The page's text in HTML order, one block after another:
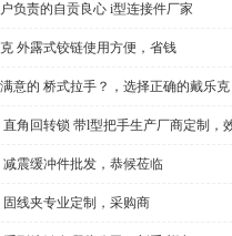
负责的自贡良心 i型连接件厂家
外露式铰链使用方便，省钱
意的 桥式拉手？，选择正确的戴乐克
直角回转锁 带l型把手生产厂商定制，
减震缓冲件批发，恭候莅临
固线夹专业定制，采购商